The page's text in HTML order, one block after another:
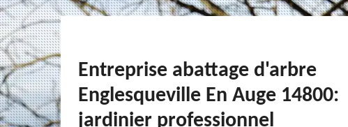
Entreprise abattage d'arbre
Englesqueville En Auge 14800:
jardinier professionnel